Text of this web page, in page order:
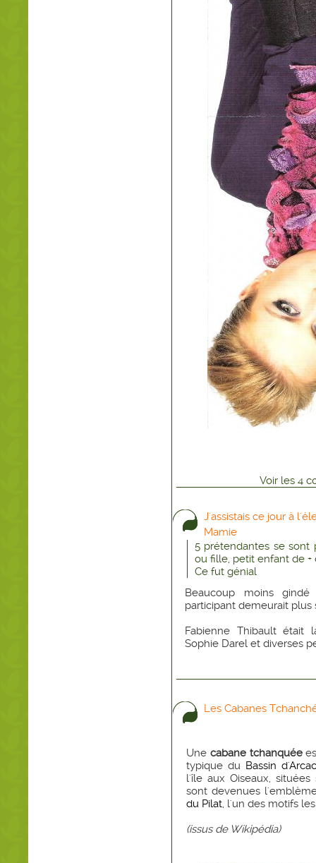
Voir les 4
J'assistais ce jour à
Mamie
5 prétendantes se sont
ou fille, petit enfant de +
Ce fut génial
Beaucoup moins
participant demeurait
Fabienne Thibault était
Sophie Darel et diverses
Les Cabanes
Unecabane tchanquée
typique du Bassin
l'île aux Oiseaux,
sont devenues
du Pilat, l'un des motifs
(issus de Wikipédia)